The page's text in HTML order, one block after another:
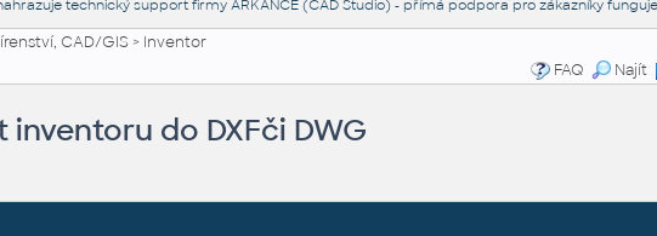
technický support firmy ARKANCE (CAD Studio) - přímá podpora pro zákazníky
CAD/GIS> Inventor
FAQ
Najít
do DXFči DWG